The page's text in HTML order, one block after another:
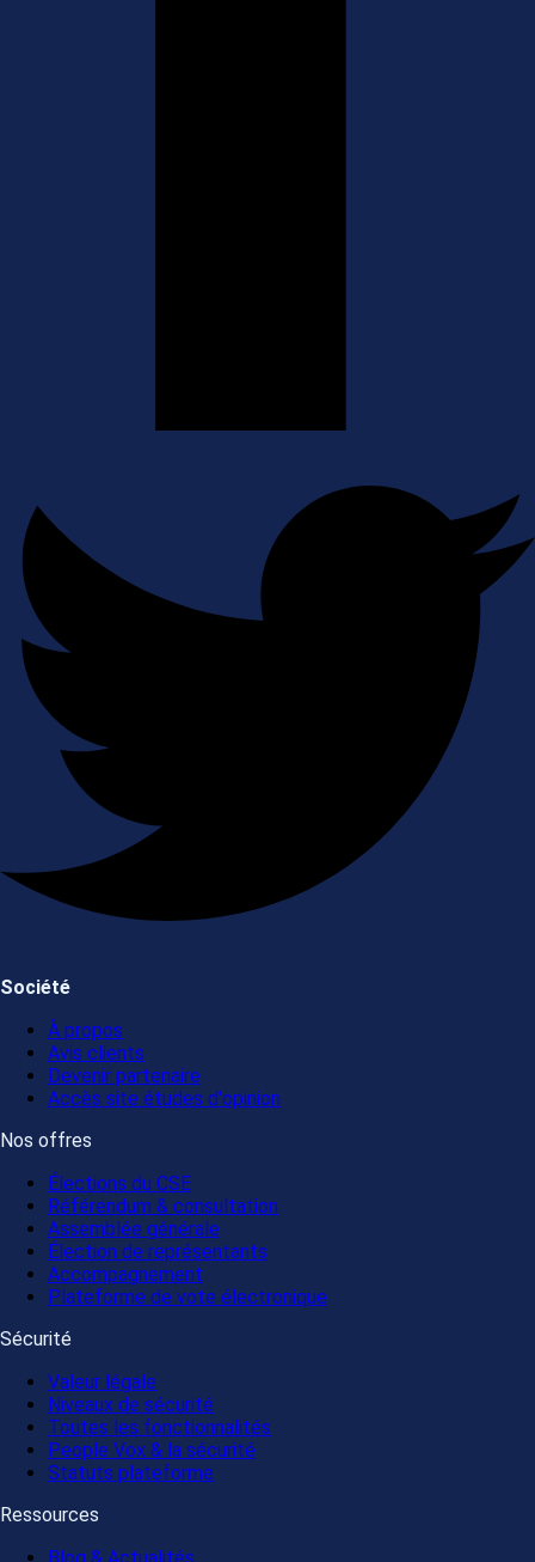
Société
À propos
Avis clients
Devenir partenaire
Accès site études d'opinion
Nos offres
Élections du CSE
Référendum & consultation
Assemblée générale
Élection de représentants
Accompagnement
Plateforme de vote électronique
Sécurité
Valeur légale
Niveaux de sécurité
Toutes les fonctionnalités
People Vox & la sécurité
Statuts plateforme
Ressources